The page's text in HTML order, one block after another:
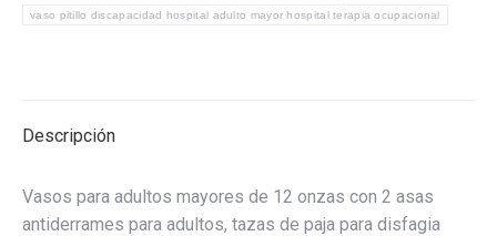
vaso pitillo discapacidad hospital adulto mayor hospital terapia ocupacional
Descripción
Vasos para adultos mayores de 12 onzas con 2 asas
antiderrames para adultos, tazas de paja para disfagia